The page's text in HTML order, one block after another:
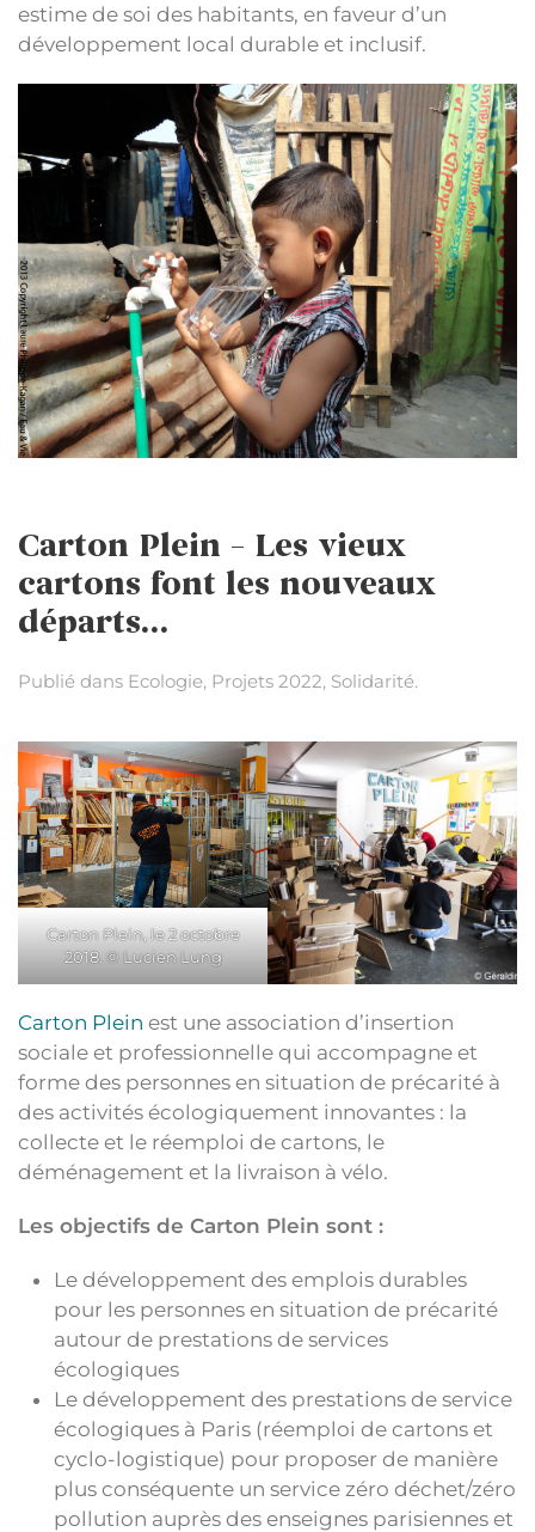
estime de soi des habitants, en faveur d’un
développement local durable et inclusif.
Carton Plein – Les vieux
cartons font les nouveaux
départs…
Publié dans Ecologie, Projets 2022, Solidarité.
Carton Plein, le 2 octobre
2018. © Lucien Lung
Carton Plein est une association d’insertion
sociale et professionnelle qui accompagne et
forme des personnes en situation de précarité à
des activités écologiquement innovantes : la
collecte et le réemploi de cartons, le
déménagement et la livraison à vélo.
Les objectifs de Carton Plein sont :
Le développement des emplois durables
pour les personnes en situation de précarité
autour de prestations de services
écologiques
Le développement des prestations de service
écologiques à Paris (réemploi de cartons et
cyclo-logistique) pour proposer de manière
plus conséquente un service zéro déchet/zéro
pollution auprès des enseignes parisiennes et